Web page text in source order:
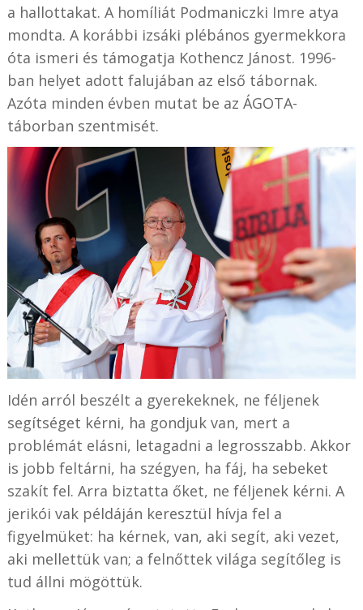
a hallottakat. A homíliát Podmaniczki Imre atya
mondta. A korábbi izsáki plébános gyermekkora
óta ismeri és támogatja Kothencz Jánost. 1996-
ban helyet adott falujában az első tábornak.
Azóta minden évben mutat be az ÁGOTA-
táborban szentmisét.
Idén arról beszélt a gyerekeknek, ne féljenek
segítséget kérni, ha gondjuk van, mert a
problémát elásni, letagadni a legrosszabb. Akkor
is jobb feltárni, ha szégyen, ha fáj, ha sebeket
szakít fel. Arra biztatta őket, ne féljenek kérni. A
jerikói vak példáján keresztül hívja fel a
figyelmüket: ha kérnek, van, aki segít, aki vezet,
aki mellettük van; a felnőttek világa segítőleg is
tud állni mögöttük.